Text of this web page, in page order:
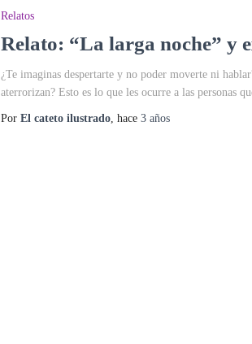
Relatos
Relato: “La larga noche” y
¿Te imaginas despertarte y no poder moverte ni
aterrorizan? Esto es lo que les ocurre a las personas
Por El cateto ilustrado, hace 3 años